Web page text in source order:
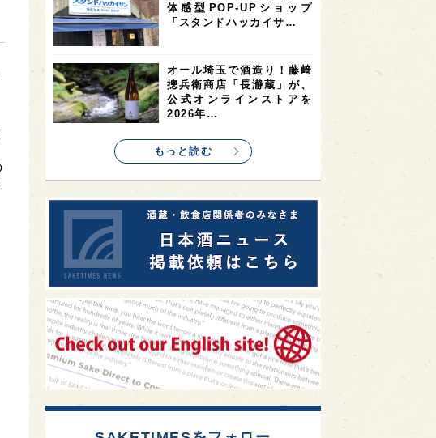
全蔵めぐり 1 シンガポール 1 カナダ 1
1 熊本県 1
イギリス 1 ノルウェー 新宿区 1
歌舞伎町 1 沖縄県 1 鳥取県 1
saketimes_image_4 1
体感型POP-UPショップ
「スタンドハッカイサ…
オール埼玉で酒造り！藤﨑
摠兵衛商店「長瀞蔵」が、
公式オンラインストアを
2026年…
もっと読む